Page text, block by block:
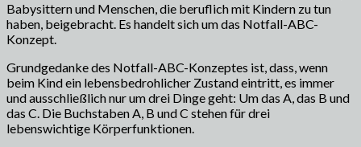
Babysittern und Menschen, die beruflich mit Kindern zu tun
haben, beigebracht. Es handelt sich um das Notfall-ABC-
Konzept.
Grundgedanke des Notfall-ABC-Konzeptes ist, dass, wenn
beim Kind ein lebensbedrohlicher Zustand eintritt, es immer
und ausschließlich nur um drei Dinge geht: Um das A, das B und
das C. Die Buchstaben A, B und C stehen für drei
lebenswichtige Körperfunktionen.